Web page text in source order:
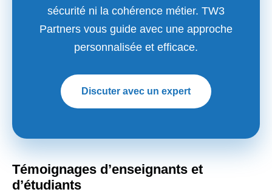
sécurité ni la cohérence métier. TW3
Partners vous guide avec une approche
personnalisée et efficace.
Discuter avec un expert
Témoignages d’enseignants et
d’étudiants